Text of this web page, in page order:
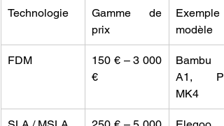
Technologie
Gamme de
prix
modèle
FDM
150 € – 3 000
€
Bambu
A1,
MK4